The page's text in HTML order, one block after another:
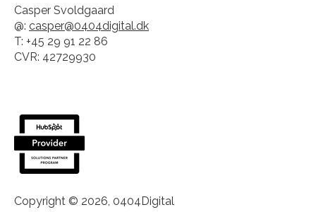
Casper Svoldgaard
@: casper@0404digital.dk
T: +45 29 91 22 86
CVR: 42729930
Copyright © 2026, 0404Digital